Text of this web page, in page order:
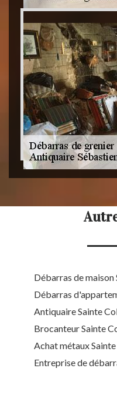
Débarras de
Débarras
Antiquaire Sainte
Brocanteur Sainte
Achat métaux
Entreprise de